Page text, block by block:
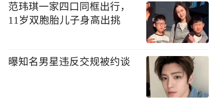
范玮琪一家四口同框出行，
11岁双胞胎儿子身高出挑
曝知名男星违反交规被约谈